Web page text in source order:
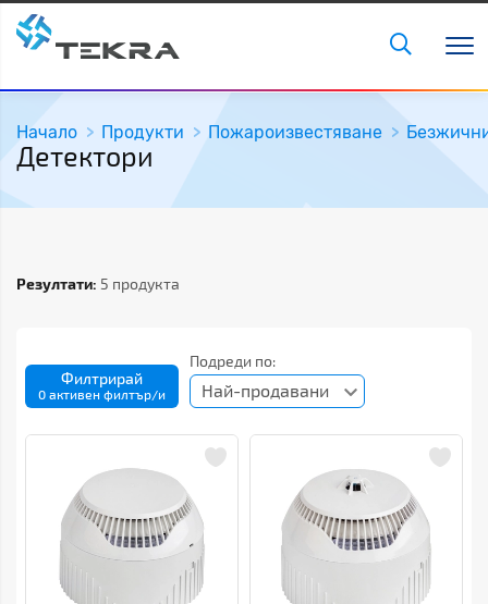
Начало Продукти Пожароизвестяване
Детектори
Резултати: 5 продукта
Филтрирай
0 активен филтър/и
Подреди по:
Най-продавани